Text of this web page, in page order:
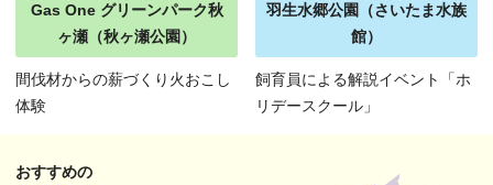
Gas One グリーンパーク秋
ヶ瀬（秋ヶ瀬公園）
間伐材からの薪づくり火おこし
体験
羽生水郷公園（さいたま水族
館）
飼育員による解説イベント「ホ
リデースクール」
おすすめの